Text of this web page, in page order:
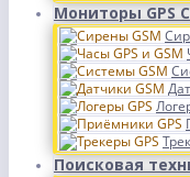
Мониторы GPS
Поисковая